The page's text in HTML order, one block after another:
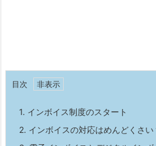
目次
1. インボイス制度のスタート
2. インボイスの対応はめんどくさい